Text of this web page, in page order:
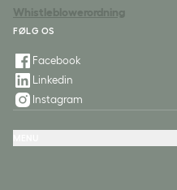
Whistleblowerordning
FØLG OS
Facebook
Linkedin
Instagram